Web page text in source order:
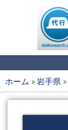
ホーム »岩手県 »